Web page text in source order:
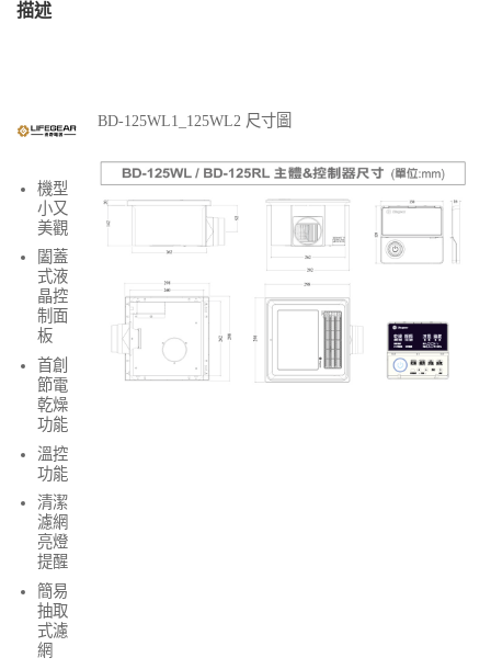
描述
機型
小又
美觀
闔蓋
式液
晶控
制面
板
首創
節電
乾燥
功能
溫控
功能
清潔
濾網
亮燈
提醒
簡易
抽取
式濾
網
BD-125WL1_125WL2 尺寸圖